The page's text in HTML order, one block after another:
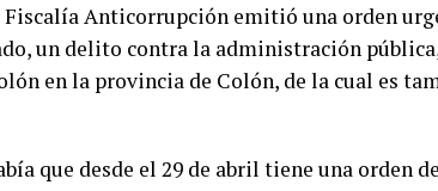
Anticorrupción emitió una orden
un delito contra la administración
en la provincia de Colón, de la cual es
que desde el 29 de abril tiene una orden